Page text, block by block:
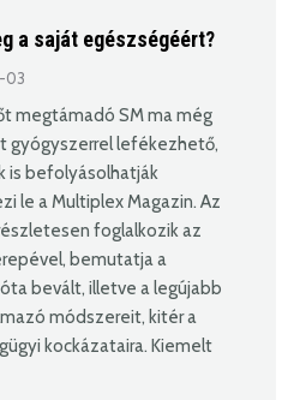
a saját egészségéért?
03
megtámadó SM ma még
gyógyszerrel lefékezhető,
is befolyásolhatják
le a Multiplex Magazin. Az
foglalkozik az
bemutatja a
bevált, illetve a legújabb
módszereit, kitér a
kockázataira. Kiemelt